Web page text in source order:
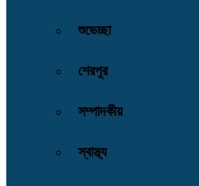
শুভেচ্ছা
শেরপুর
সম্পাদকীয়
স্বাস্থ্য